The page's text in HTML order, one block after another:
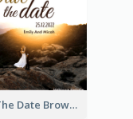
Save The Date Brown Marriage Invitation